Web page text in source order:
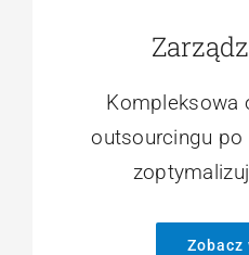
Kompleksowa
outsourcingu po
Zobacz